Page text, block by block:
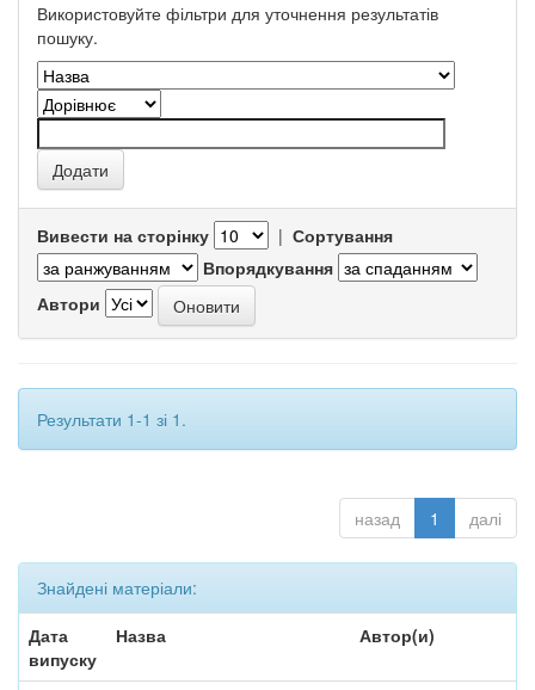
Використовуйте фільтри для уточнення результатів
пошуку.
Вивести на сторінку | Сортування
Впорядкування
Автори
Результати 1-1 зі 1.
назад 1 далі
Знайдені матеріали:
Дата
випуску
Назва Автор(и)